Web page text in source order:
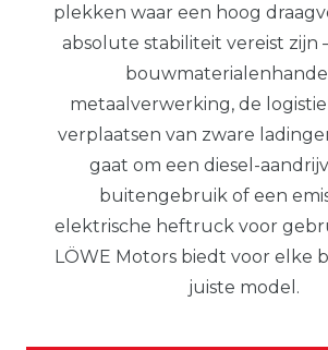
plekken waar een hoog
absolute stabiliteit vereist zijn
metaalverwerking, de
verplaatsen van zware
gaat om een diesel-
buitengebruik of een
elektrische heftruck voor
LÖWE Motors biedt voor elke
juiste model.